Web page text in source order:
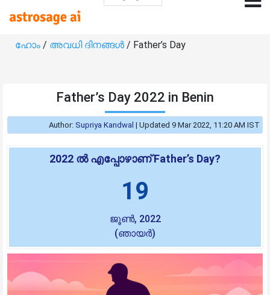
ഹോം / അവധി ദിനങ്ങൾ / Father’s Day
Father’s Day 2022 in Benin
Author: Supriya Kandwal | Updated 9 Mar 2022, 11:20 AM IST
2022 ൽ എപ്പോഴാണ് Father’s Day?
19
ജൂൺ, 2022
(ഞായർ)